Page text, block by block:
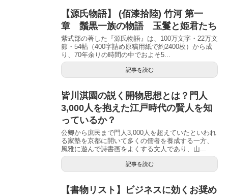
【源氏物語】 (佰漆拾陸) 竹河 第一
章 鬚黒一族の物語 玉鬘と姫君たち
紫式部の著した『源氏物語』は、100万文字・22万文
節・54帖（400字詰め原稿用紙で約2400枚）から成
り、70年余りの時間の中でおよそ5...
記事を読む
皆川淇園の説く開物思想とは？門人
3,000人を抱えた江戸時代の賢人を知
っているか？
公卿から庶民まで門人3,000人を超えていたといわれ
る家塾を京都に開いて多くの儒者を養成する一方、
風雅に遊んで詩書画をよくする文人であり、山...
記事を読む
【書物リスト】ビジネスに効くお奨め